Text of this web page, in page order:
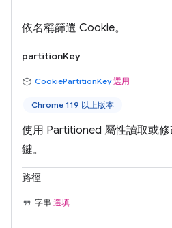
依名稱篩選 Cookie。
partitionKey
CookiePartitionKey 選用
Chrome 119 以上版本
使用 Partitioned 屬性讀取或修
鍵。
路徑
字串 選填